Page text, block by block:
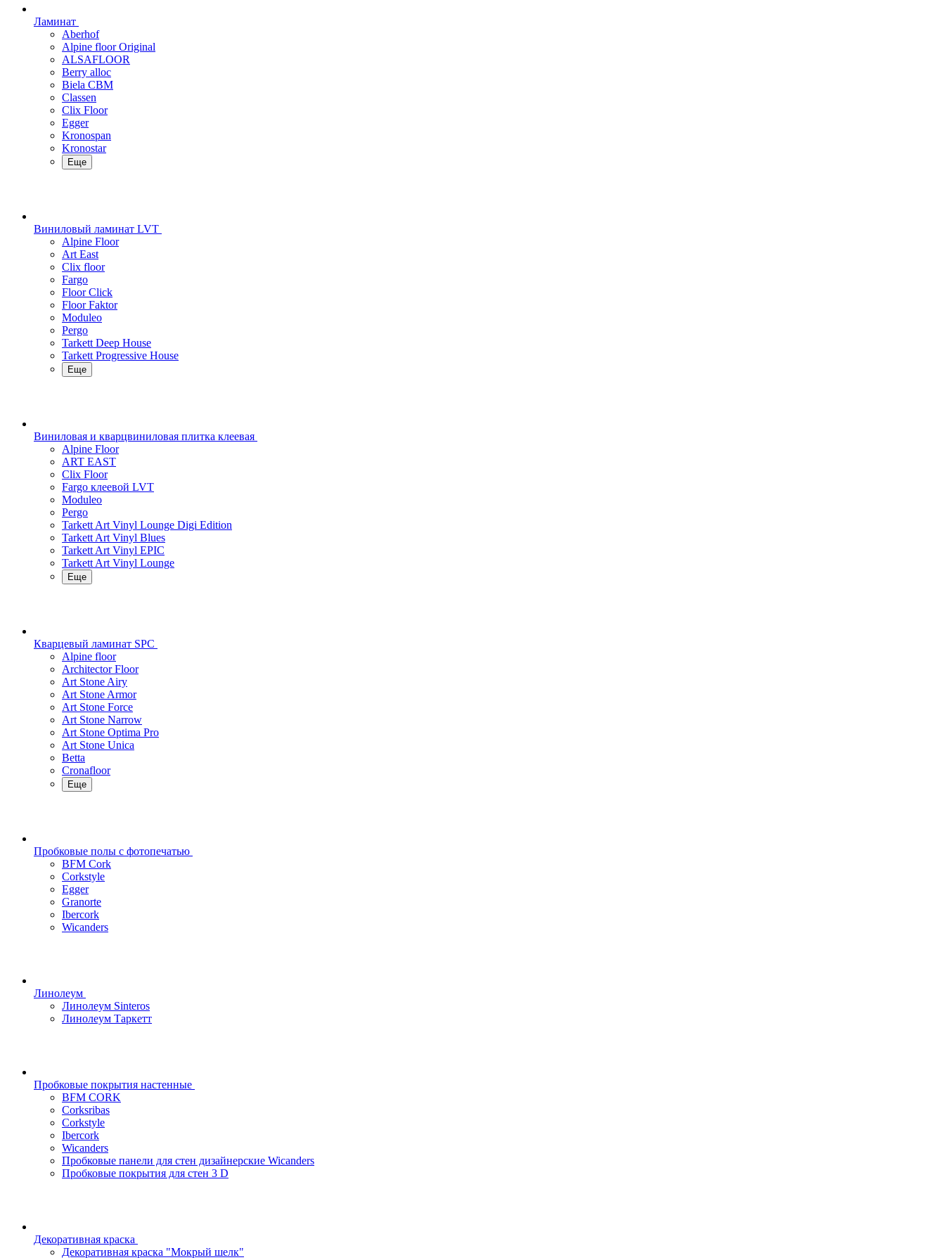
Ламинат
Aberhof
Alpine floor Original
ALSAFLOOR
Berry alloc
Biela CBM
Classen
Clix Floor
Egger
Kronospan
Kronostar
Еще
Виниловый ламинат LVT
Alpine Floor
Art East
Clix floor
Fargo
Floor Click
Floor Faktor
Moduleo
Pergo
Tarkett Deep House
Tarkett Progressive House
Еще
Виниловая и кварцвиниловая плитка клеевая
Alpine Floor
ART EAST
Clix Floor
Fargo клеевой LVT
Moduleo
Pergo
Tarkett Art Vinyl Lounge Digi Edition
Tarkett Art Vinyl Blues
Tarkett Art Vinyl EPIC
Tarkett Art Vinyl Lounge
Еще
Кварцевый ламинат SPC
Alpine floor
Architector Floor
Art Stone Airy
Art Stone Armor
Art Stone Force
Art Stone Narrow
Art Stone Optima Pro
Art Stone Unica
Betta
Cronafloor
Еще
Пробковые полы с фотопечатью
BFM Cork
Corkstyle
Egger
Granorte
Ibercork
Wicanders
Линолеум
Линолеум Sinteros
Линолеум Таркетт
Пробковые покрытия настенные
BFM CORK
Corksribas
Corkstyle
Ibercork
Wicanders
Пробковые панели для стен дизайнерские Wicanders
Пробковые покрытия для стен 3 D
Декоративная краска
Декоративная краска "Мокрый шелк"